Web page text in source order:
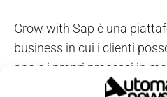
Grow with Sap è una
business in cui i clienti
app e i propri processi in